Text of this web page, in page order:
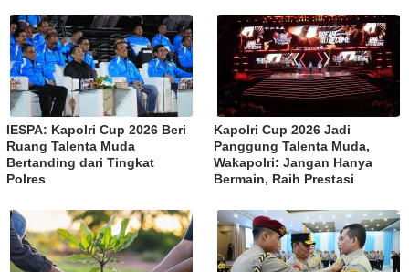
IESPA: Kapolri Cup 2026 Beri
Ruang Talenta Muda
Bertanding dari Tingkat
Polres
Kapolri Cup 2026 Jadi
Panggung Talenta Muda,
Wakapolri: Jangan Hanya
Bermain, Raih Prestasi